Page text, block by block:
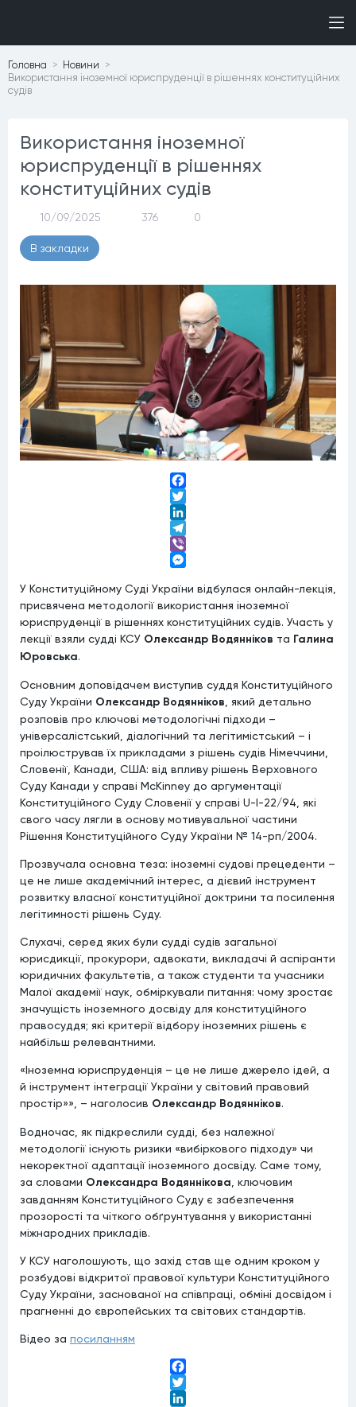
Головна
Новини
Використання іноземної юриспруденції в рішеннях конституційних
судів
Використання іноземної
юриспруденції в рішеннях
конституційних судів
10/09/2025 376 0
В закладки
Facebook
Twitter
LinkedIn
Telegram
Viber
У Конституційному Суді України відбулася онлайн-лекція,
присвячена методології використання іноземної
юриспруденції в рішеннях конституційних судів. Участь у
лекції взяли судді КСУ Олександр Водянніков та Галина
Юровська.
Основним доповідачем виступив суддя Конституційного
Суду України Олександр Водянніков , який детально
розповів про ключові методологічні підходи –
універсалістський, діалогічний та легітимістський – і
проілюстрував їх прикладами з рішень судів Німеччини,
Словенії, Канади, США: від впливу рішень Верховного
Суду Канади у справі McKinney до аргументації
Конституційного Суду Словенії у справі U-I-22/94, які
свого часу лягли в основу мотивувальної частини
Рішення Конституційного Суду України № 14-рп/2004.
Прозвучала основна теза: іноземні судові прецеденти –
це не лише академічний інтерес, а дієвий інструмент
розвитку власної конституційної доктрини та посилення
легітимності рішень Суду.
Слухачі, серед яких були судді судів загальної
юрисдикції, прокурори, адвокати, викладачі й аспіранти
юридичних факультетів, а також студенти та учасники
Малої академії наук, обміркували питання: чому зростає
значущість іноземного досвіду для конституційного
правосуддя; які критерії відбору іноземних рішень є
найбільш релевантними.
«Іноземна юриспруденція – це не лише джерело ідей, а
й інструмент інтеграції України у світовий правовий
простір»», – наголосив Олександр Водянніков.
Водночас, як підкреслили судді, без належної
методології існують ризики «вибіркового підходу» чи
некоректної адаптації іноземного досвіду. Саме тому,
за словами Олександра Водяннікова , ключовим
завданням Конституційного Суду є забезпечення
прозорості та чіткого обґрунтування у використанні
міжнародних прикладів.
У КСУ наголошують, що захід став ще одним кроком у
розбудові відкритої правової культури Конституційного
Суду України, заснованої на співпраці, обміні досвідом і
прагненні до європейських та світових стандартів.
Відео за посиланням
Facebook
Twitter